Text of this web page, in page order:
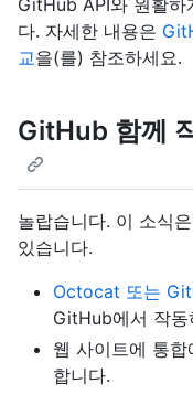
GitHub API와 원활하
다. 자세한 내용은
교을(를) 참조하세요.
GitHub 함께
놀랍습니다. 이 소식
있습니다.
Octocat 또는
GitHub에서 작동
웹 사이트에 통
합니다.